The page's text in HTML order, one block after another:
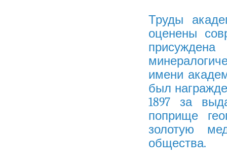
Труды
оценены
имени
был
1897 за
поприще
золотую
общества.